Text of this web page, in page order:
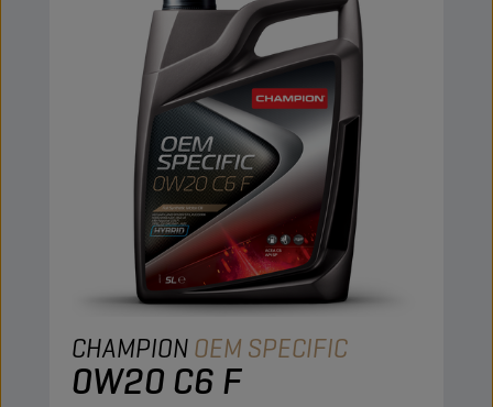
CHAMPIONOEM SPECIFIC
0W20 C6 F